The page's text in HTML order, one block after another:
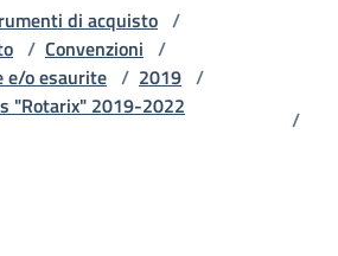
di acquisto /
/ Convenzioni /
e/o esaurite / 2019 /
"Rotarix" 2019-2022
/